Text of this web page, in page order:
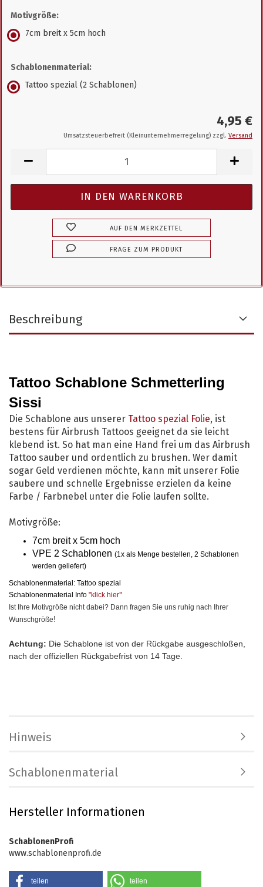
Motivgröße:
7cm breit x 5cm hoch
Schablonenmaterial:
Tattoo spezial (2 Schablonen)
4,95 €
Umsatzsteuerbefreit (Kleinunternehmerregelung) zzgl. Versand
AUF DEN MERKZETTEL
FRAGE ZUM PRODUKT
Beschreibung
Tattoo Schablone Schmetterling
Sissi
Die Schablone aus unserer Tattoo spezial Folie, ist
bestens für Airbrush Tattoos geeignet da sie leicht
klebend ist. So hat man eine Hand frei um das Airbrush
Tattoo sauber und ordentlich zu brushen. Wer damit
sogar Geld verdienen möchte, kann mit unserer Folie
saubere und schnelle Ergebnisse erzielen da keine
Farbe / Farbnebel unter die Folie laufen sollte.
Motivgröße:
7cm breit x 5cm hoch
VPE 2 Schablonen (1x als Menge bestellen, 2 Schablonen
werden geliefert)
Schablonenmaterial: Tattoo spezial
Schablonenmaterial Info "klick hier"
Ist Ihre Motivgröße nicht dabei? Dann fragen Sie uns ruhig nach Ihrer
Wunschgröße!
Achtung: Die Schablone ist von der Rückgabe ausgeschloßen,
nach der offiziellen Rückgabefrist von 14 Tage.
Hinweis
Schablonenmaterial
Hersteller Informationen
SchablonenProfi
www.schablonenprofi.de
teilen teilen